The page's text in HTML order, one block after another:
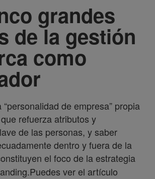
grandes
de la gestión
como
de empresa” propia
refuerza atributos y
de las personas, y saber
dentro y fuera de la
el foco de la estrategia
Puedes ver el artículo